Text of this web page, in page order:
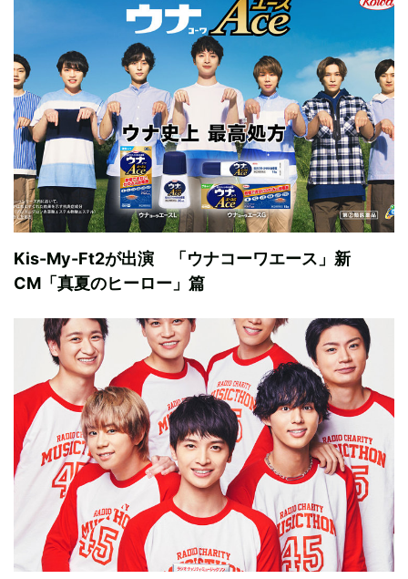
Kis-My-Ft2が出演 「ウナコーワエース」新
CM「真夏のヒーロー」篇